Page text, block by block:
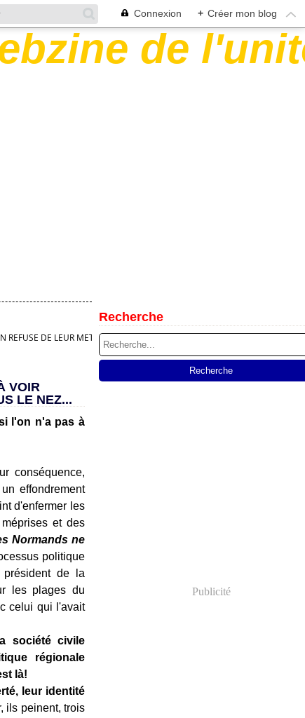
Connexion + Créer mon blog
DE LEUR METTRE SOUS LE NEZ...
VOIR
LE NEZ...
l'on n'a pas à
conséquence,
effondrement
d'enfermer les
et des
Normands ne
politique
président de la
les plages du
celui qui l'avait
société civile
régionale
là!
leur identité
ils peinent, trois
Recherche
Publicité